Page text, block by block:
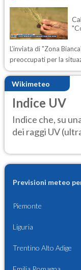
L’inviata di "Zona
preoccupati per la
Wikimeteo
Indice UV
Indice che, su
dei raggi UV
Previsioni meteo
Piemonte
Liguria
Trentino Alto Adige